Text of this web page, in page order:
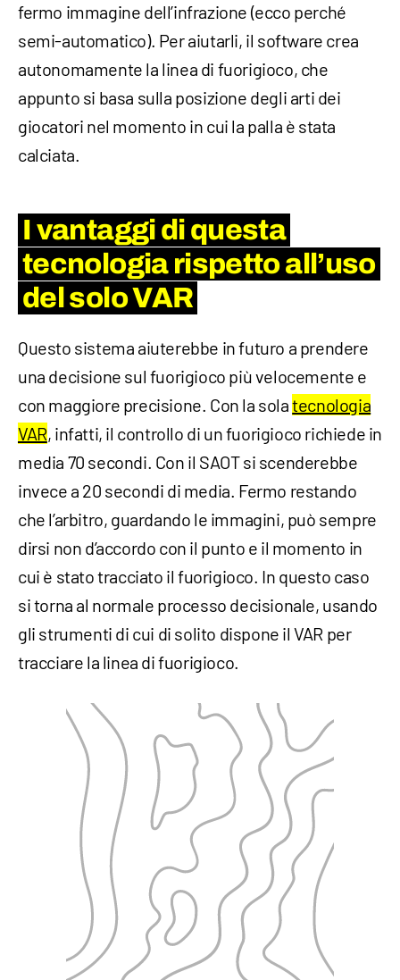
fermo immagine dell’infrazione (ecco perché
semi-automatico). Per aiutarli, il software crea
autonomamente la linea di fuorigioco, che
appunto si basa sulla posizione degli arti dei
giocatori nel momento in cui la palla è stata
calciata.
I vantaggi di questa
tecnologia rispetto all’uso
del solo VAR
Questo sistema aiuterebbe in futuro a prendere
una decisione sul fuorigioco più velocemente e
con maggiore precisione. Con la solatecnologia
VAR, infatti, il controllo di un fuorigioco richiede in
media 70 secondi. Con il SAOT si scenderebbe
invece a 20 secondi di media. Fermo restando
che l’arbitro, guardando le immagini, può sempre
dirsi non d’accordo con il punto e il momento in
cui è stato tracciato il fuorigioco. In questo caso
si torna al normale processo decisionale, usando
gli strumenti di cui di solito dispone il VAR per
tracciare la linea di fuorigioco.